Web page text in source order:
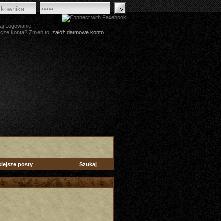
Logowanie
konta? Zmień to! załóż darmowe konto
posty Szukaj